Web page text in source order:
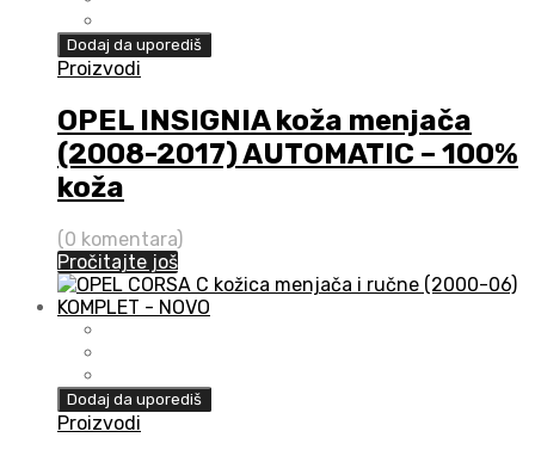
Dodaj da uporediš
Proizvodi
OPEL INSIGNIA koža menjača
(2008-2017) AUTOMATIC – 100%
koža
(0 komentara)
Pročitajte još
Dodaj da uporediš
Proizvodi